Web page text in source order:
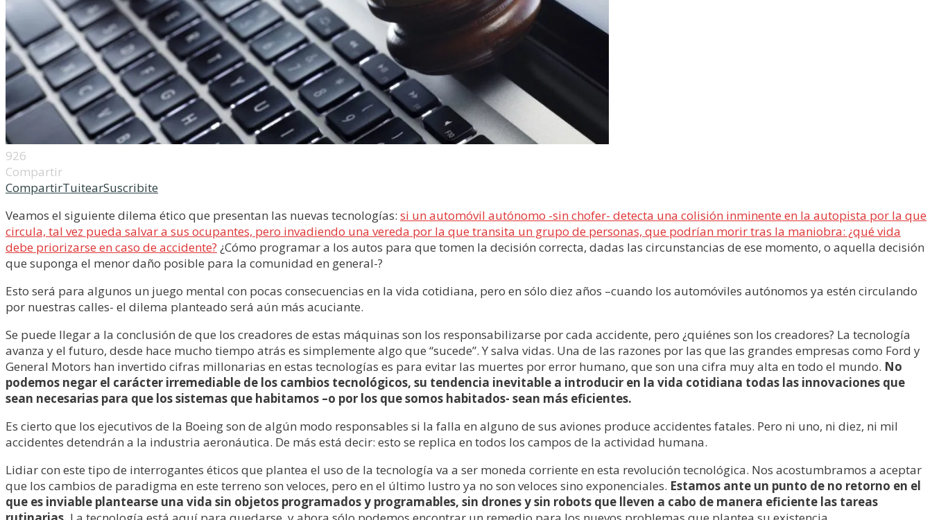
926
Compartir
CompartirTuitearSuscribite
Veamos el siguiente dilema ético que presentan las nuevas tecnologías: si un automóvil autónomo -sin chofer- detecta una colisión inminente en la autopista por la que
circula, tal vez pueda salvar a sus ocupantes, pero invadiendo una vereda por la que transita un grupo de personas, que podrían morir tras la maniobra: ¿qué vida
debe priorizarse en caso de accidente? ¿Cómo programar a los autos para que tomen la decisión correcta, dadas las circunstancias de ese momento, o aquella decisión
que suponga el menor daño posible para la comunidad en general-?
Esto será para algunos un juego mental con pocas consecuencias en la vida cotidiana, pero en sólo diez años –cuando los automóviles autónomos ya estén circulando
por nuestras calles- el dilema planteado será aún más acuciante.
Se puede llegar a la conclusión de que los creadores de estas máquinas son los responsabilizarse por cada accidente, pero ¿quiénes son los creadores? La tecnología
avanza y el futuro, desde hace mucho tiempo atrás es simplemente algo que “sucede”. Y salva vidas. Una de las razones por las que las grandes empresas como Ford y
General Motors han invertido cifras millonarias en estas tecnologías es para evitar las muertes por error humano, que son una cifra muy alta en todo el mundo. No
podemos negar el carácter irremediable de los cambios tecnológicos, su tendencia inevitable a introducir en la vida cotidiana todas las innovaciones que
sean necesarias para que los sistemas que habitamos –o por los que somos habitados- sean más eficientes.
Es cierto que los ejecutivos de la Boeing son de algún modo responsables si la falla en alguno de sus aviones produce accidentes fatales. Pero ni uno, ni diez, ni mil
accidentes detendrán a la industria aeronáutica. De más está decir: esto se replica en todos los campos de la actividad humana.
Lidiar con este tipo de interrogantes éticos que plantea el uso de la tecnología va a ser moneda corriente en esta revolución tecnológica. Nos acostumbramos a aceptar
que los cambios de paradigma en este terreno son veloces, pero en el último lustro ya no son veloces sino exponenciales. Estamos ante un punto de no retorno en el
que es inviable plantearse una vida sin objetos programados y programables, sin drones y sin robots que lleven a cabo de manera eficiente las tareas